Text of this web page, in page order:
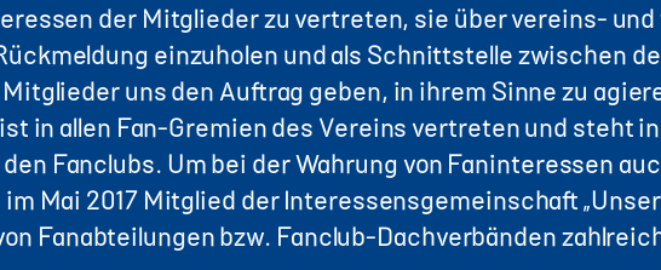
der Mitglieder zu vertreten, sie über vereins-
einzuholen und als Schnittstelle zwischen
uns den Auftrag geben, in ihrem Sinne zu
in allen Fan-Gremien des Vereins vertreten und steht
Fanclubs. Um bei der Wahrung von Faninteressen
Mai 2017 Mitglied der Interessensgemeinschaft
Fanabteilungen bzw. Fanclub-Dachverbänden